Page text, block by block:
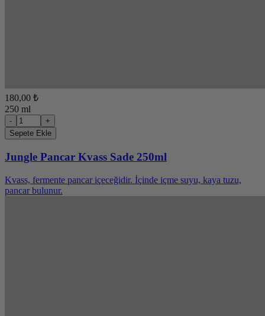
180,00 ₺
250 ml
-
+
Sepete Ekle
Jungle Pancar Kvass Sade 250ml
Kvass, fermente pancar içeceğidir. İçinde içme suyu, kaya tuzu,
pancar bulunur.